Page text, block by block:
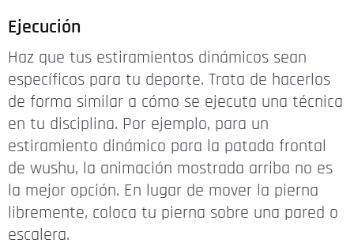
Ejecución
Haz que tus estiramientos dinámicos sean
específicos para tu deporte. Trata de hacerlos
de forma similar a cómo se ejecuta una técnica
en tu disciplina. Por ejemplo, para un
estiramiento dinámico para la patada frontal
de wushu, la animación mostrada arriba no es
la mejor opción. En lugar de mover la pierna
libremente, coloca tu pierna sobre una pared o
escalera.